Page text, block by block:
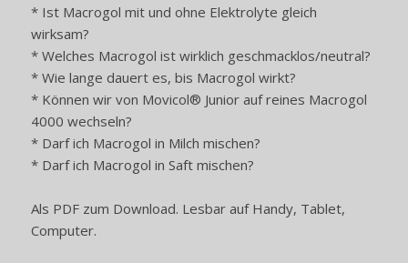
* Ist Macrogol mit und ohne Elektrolyte gleich
wirksam?
* Welches Macrogol ist wirklich geschmacklos/neutral?
* Wie lange dauert es, bis Macrogol wirkt?
* Können wir von Movicol® Junior auf reines Macrogol
4000 wechseln?
* Darf ich Macrogol in Milch mischen?
* Darf ich Macrogol in Saft mischen?
Als PDF zum Download. Lesbar auf Handy, Tablet,
Computer.